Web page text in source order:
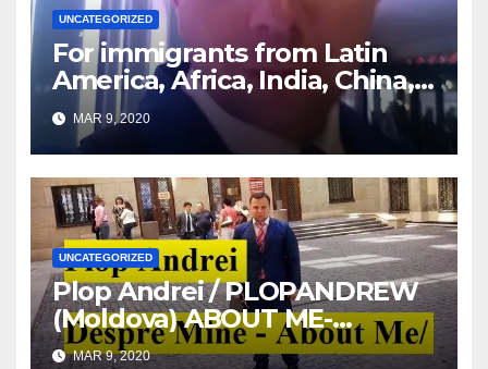
UNCATEGORIZED
For immigrants from Latin
America, Africa, India, China,
etc. you must read this article
MAR 9, 2020
UNCATEGORIZED
Plop Andrei / PLOPANDREW
(Moldova) ABOUT ME-
DESPRE MINE
MAR 9, 2020